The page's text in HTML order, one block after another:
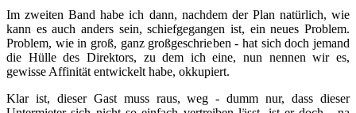
Im zweiten Band habe ich dann, nachdem der Plan natürlich, wie
kann es auch anders sein, schiefgegangen ist, ein neues Problem.
Problem, wie in groß, ganz großgeschrieben - hat sich doch jemand
die Hülle des Direktors, zu dem ich eine, nun nennen wir es,
gewisse Affinität entwickelt habe, okkupiert.
Klar ist, dieser Gast muss raus, weg - dumm nur, dass dieser